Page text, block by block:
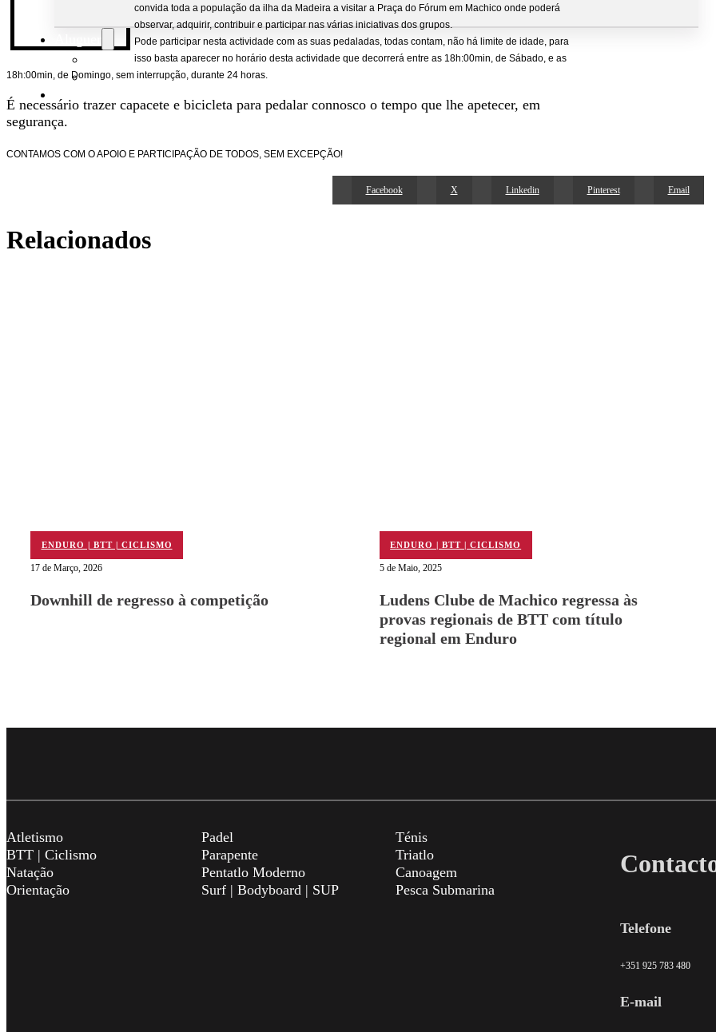
Campo de Padel
Equipamento Nautico
convida toda a população da ilha da Madeira a visitar a Praça do Fórum em Machico onde poderá
observar, adquirir, contribuir e participar nas várias iniciativas dos grupos.
Pode participar nesta actividade com as suas pedaladas, todas contam, não há limite de idade, para
isso basta aparecer no horário desta actividade que decorrerá entre as 18h:00min, de Sábado, e as
18h:00min, de Domingo, sem interrupção, durante 24 horas.
É necessário trazer capacete e bicicleta para pedalar connosco o tempo que lhe apetecer, em
segurança.
CONTAMOS COM O APOIO E PARTICIPAÇÃO DE TODOS, SEM EXCEPÇÃO!
Facebook X Linkedin Pinterest Email
Relacionados
ENDURO | BTT | CICLISMO
17 de Março, 2026
Downhill de regresso à competição
ENDURO | BTT | CICLISMO
5 de Maio, 2025
Ludens Clube de Machico regressa às
provas regionais de BTT com título
regional em Enduro
Atletismo
BTT | Ciclismo
Natação
Orientação
Padel
Parapente
Pentatlo Moderno
Surf | Bodyboard | SUP
Ténis
Triatlo
Canoagem
Pesca Submarina
Telefone
+351 925 783 480
E-mail